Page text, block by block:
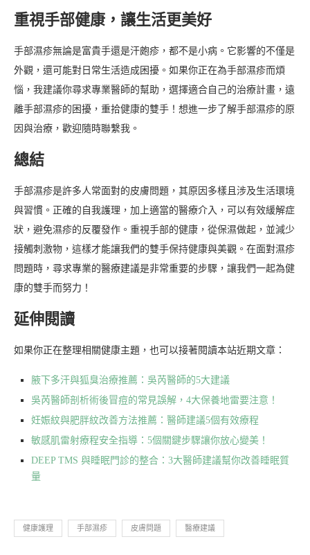
重視手部健康，讓生活更美好
手部濕疹無論是富貴手還是汗皰疹，都不是小病。它影響的不僅是
外觀，還可能對日常生活造成困擾。如果你正在為手部濕疹而煩
惱，我建議你尋求專業醫師的幫助，選擇適合自己的治療計畫，遠
離手部濕疹的困擾，重拾健康的雙手！想進一步了解手部濕疹的原
因與治療，歡迎隨時聯繫我。
總結
手部濕疹是許多人常面對的皮膚問題，其原因多樣且涉及生活環境
與習慣。正確的自我護理，加上適當的醫療介入，可以有效緩解症
狀，避免濕疹的反覆發作。重視手部的健康，從保濕做起，並減少
接觸刺激物，這樣才能讓我們的雙手保持健康與美觀。在面對濕疹
問題時，尋求專業的醫療建議是非常重要的步驟，讓我們一起為健
康的雙手而努力！
延伸閱讀
如果你正在整理相關健康主題，也可以接著閱讀本站近期文章：
腋下多汗與狐臭治療推薦：吳芮醫師的5大建議
吳芮醫師剖析術後冒痘的常見誤解，4大保養地雷要注意！
妊娠紋與肥胖紋改善方法推薦：醫師建議5個有效療程
敏感肌雷射療程安全指導：5個關鍵步驟讓你放心變美！
DEEP TMS 與睡眠門診的整合：3大醫師建議幫你改善睡眠質
量
健康護理 手部濕疹 皮膚問題 醫療建議